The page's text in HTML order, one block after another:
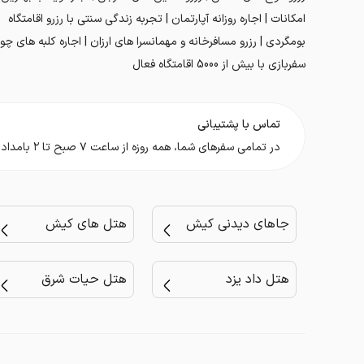
امکانات | اجاره روزانه آپارتمان | تجربه زندگی سنتی با رزرو اقامتگاه
بومگردی | رزرو مسافرخانه و مهمانسرا های ارزان | اجاره کلبه های
سفربازی با بیش از 5000 اقامتگاه فعال
تماس با پشتیبانی
در تمامی سفر‌های شما، همه روزه از ساعت ۷ صبح تا ۲ بامداد در کنار شما هستیم.
جاهای دیدنی کیش هتل های کیش
هتل داد یزد هتل حیات شرق